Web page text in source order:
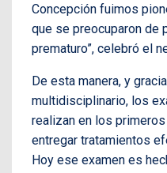
Concepción fuimos
que se preocuparon de
prematuro”, celebró el
De esta manera, y
multidisciplinario, los
realizan en los
entregar tratamientos
Hoy ese examen es